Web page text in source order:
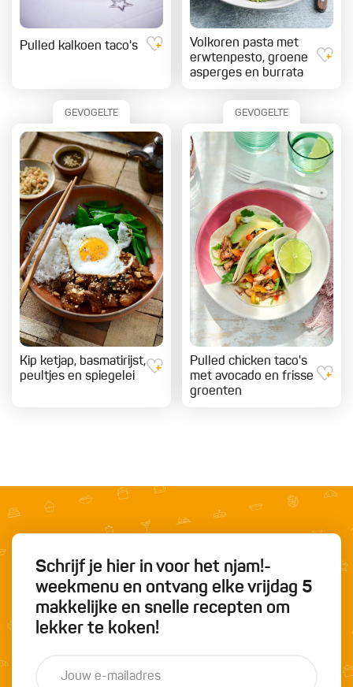
Pulled kalkoen taco's
Volkoren pasta met
erwtenpesto, groene
asperges en burrata
GEVOGELTE
Kip ketjap, basmatirijst,
peultjes en spiegelei
GEVOGELTE
Pulled chicken taco's
met avocado en frisse
groenten
Schrijf je hier in voor het njam!-
weekmenu en ontvang elke vrijdag 5
makkelijke en snelle recepten om
lekker te koken!